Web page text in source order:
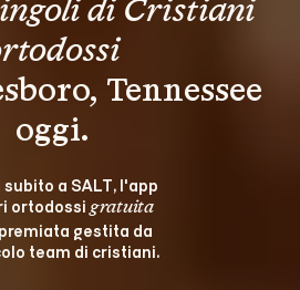
di Cristiani
Tennessee
oggi.
a SALT, l'app
ortodossi gratuita
gestita da
team di cristiani.